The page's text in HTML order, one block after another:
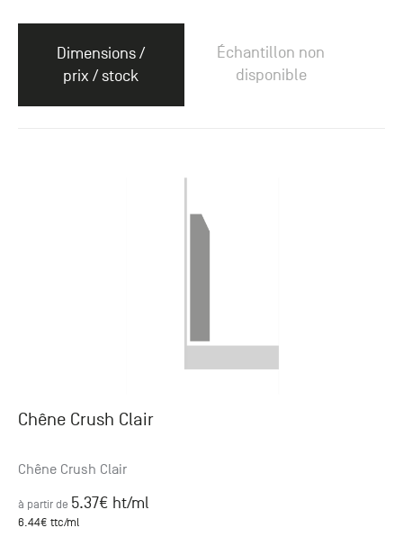
Dimensions /
prix / stock
Échantillon non
disponible
Chêne Crush Clair
Chêne Crush Clair
à partir de 5.37€ ht/ml
6.44€ ttc/ml